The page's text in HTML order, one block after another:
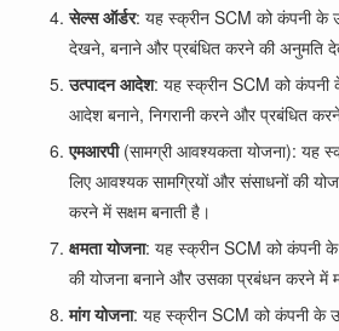
सेल्स ऑर्डर: यह स्क्रीन SCM को कंपनी के
देखने, बनाने और प्रबंधित करने की अनुमति
उत्पादन आदेश: यह स्क्रीन SCM को कंपनी
आदेश बनाने, निगरानी करने और प्रबंधित
एमआरपी(सामग्री आवश्यकता योजना): यह
लिए आवश्यक सामग्रियों और संसाधनों की
करने में सक्षम बनाती है।
क्षमता योजना: यह स्क्रीन SCM को कंपनी के
की योजना बनाने और उसका प्रबंधन करने में
मांग योजना: यह स्क्रीन SCM को कंपनी के